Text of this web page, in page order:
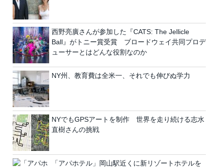
西野亮廣さんが参加した『CATS: The Jellicle
Ball』がトニー賞受賞 ブロードウェイ共同プロデ
ューサーとはどんな役割なのか
NY州、教育費は全米一、それでも伸びぬ学力
NYでもGPSアートを制作 世界を走り続ける志水
直樹さんの挑戦
「アパホテル」岡山駅近くに新リゾートホテルを